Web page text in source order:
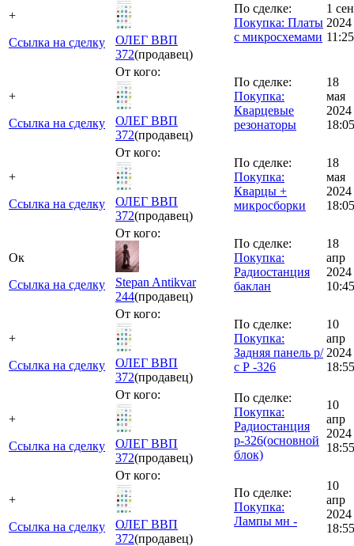
+
Ссылка на сделку
ОЛЕГ ВВП
372(продавец)
По сделке:
Покупка: Платы
с микросхемами
1 сен
2024
11:25
+
Ссылка на сделку
От кого:
ОЛЕГ ВВП
372(продавец)
По сделке:
Покупка:
Кварцевые
резонаторы
18
мая
2024
18:05
+
Ссылка на сделку
От кого:
ОЛЕГ ВВП
372(продавец)
По сделке:
Покупка:
Кварцы +
микросборки
18
мая
2024
18:05
Ок
Ссылка на сделку
От кого:
Stepan Antikvar
244(продавец)
По сделке:
Покупка:
Радиостанция
баклан
18
апр
2024
10:45
+
Ссылка на сделку
От кого:
ОЛЕГ ВВП
372(продавец)
По сделке:
Покупка:
Задняя панель р/
с Р -326
10
апр
2024
18:55
+
Ссылка на сделку
От кого:
ОЛЕГ ВВП
372(продавец)
По сделке:
Покупка:
Радиостанция
р-326(основной
блок)
10
апр
2024
18:55
+
Ссылка на сделку
От кого:
ОЛЕГ ВВП
372(продавец)
По сделке:
Покупка:
Лампы мн -
10
апр
2024
18:55